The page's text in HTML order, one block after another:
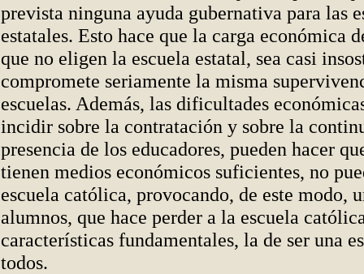
prevista ninguna ayuda gubernativa para las
estatales. Esto hace que la carga económica
que no eligen la escuela estatal, sea casi
compromete seriamente la misma
escuelas. Además, las dificultades
incidir sobre la contratación y sobre la
presencia de los educadores, pueden hacer
tienen medios económicos suficientes, no
escuela católica, provocando, de este modo,
alumnos, que hace perder a la escuela
características fundamentales, la de ser una
todos.